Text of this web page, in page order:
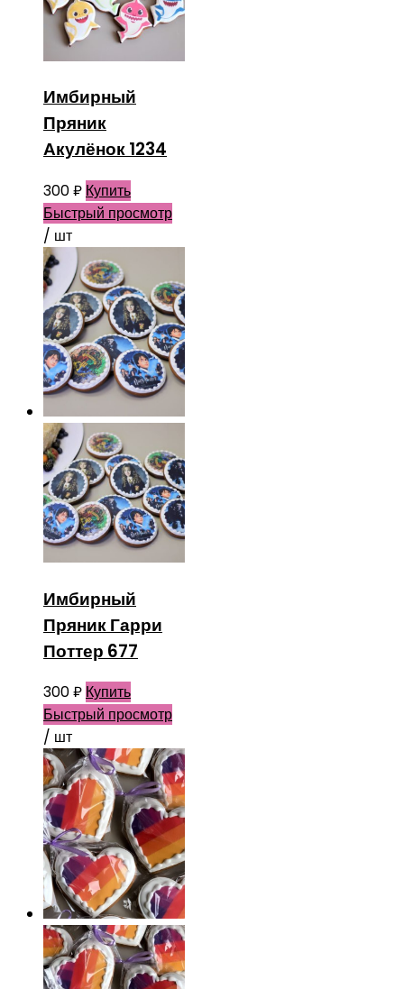
Имбирный
Пряник
Акулёнок 1234
300₽ Купить
Быстрый просмотр
/ шт
Имбирный
Пряник Гарри
Поттер 677
300₽ Купить
Быстрый просмотр
/ шт